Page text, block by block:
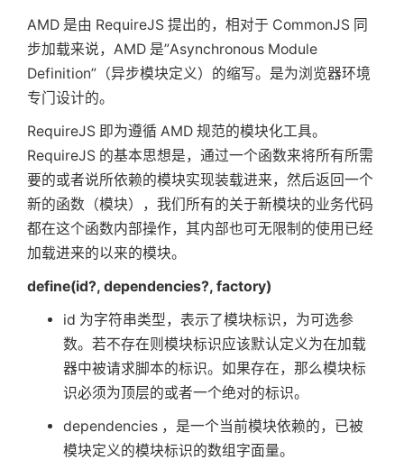
AMD 是由 RequireJS 提出的，相对于 CommonJS 同
步加载来说，AMD 是”Asynchronous Module
Definition”（异步模块定义）的缩写。是为浏览器环境
专门设计的。
RequireJS 即为遵循 AMD 规范的模块化工具。
RequireJS 的基本思想是，通过一个函数来将所有所需
要的或者说所依赖的模块实现装载进来，然后返回一个
新的函数（模块），我们所有的关于新模块的业务代码
都在这个函数内部操作，其内部也可无限制的使用已经
加载进来的以来的模块。
define(id?, dependencies?, factory)
id 为字符串类型，表示了模块标识，为可选参
数。若不存在则模块标识应该默认定义为在加载
器中被请求脚本的标识。如果存在，那么模块标
识必须为顶层的或者一个绝对的标识。
dependencies ，是一个当前模块依赖的，已被
模块定义的模块标识的数组字面量。